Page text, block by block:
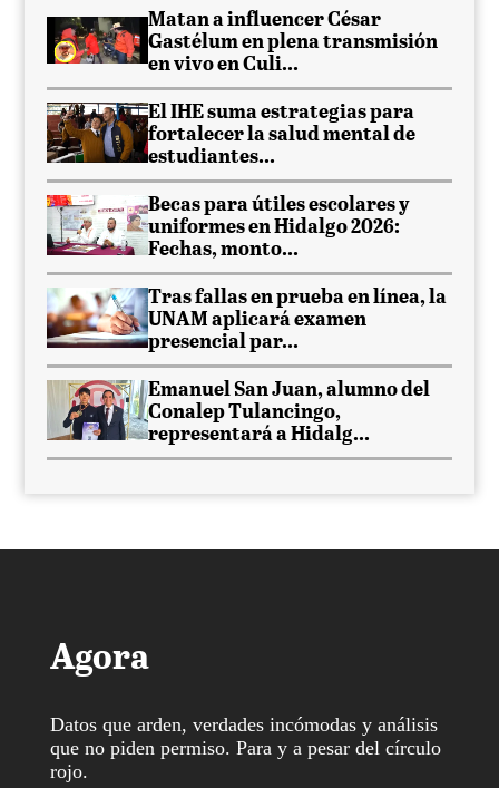
Matan a influencer César
Gastélum en plena transmisión
en vivo en Culi...
El IHE suma estrategias para
fortalecer la salud mental de
estudiantes...
Becas para útiles escolares y
uniformes en Hidalgo 2026:
Fechas, monto...
Tras fallas en prueba en línea, la
UNAM aplicará examen
presencial par...
Emanuel San Juan, alumno del
Conalep Tulancingo,
representará a Hidalg...
Agora
Datos que arden, verdades incómodas y análisis
que no piden permiso. Para y a pesar del círculo
rojo.